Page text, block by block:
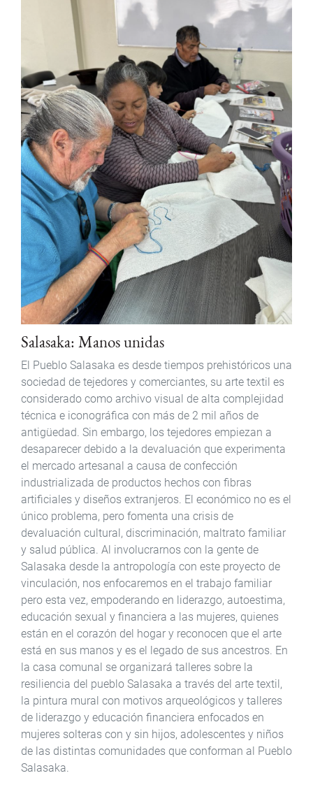
Salasaka: Manos unidas
El Pueblo Salasaka es desde tiempos prehistóricos una
sociedad de tejedores y comerciantes, su arte textil es
considerado como archivo visual de alta complejidad
técnica e iconográfica con más de 2 mil años de
antigüedad. Sin embargo, los tejedores empiezan a
desaparecer debido a la devaluación que experimenta
el mercado artesanal a causa de confección
industrializada de productos hechos con fibras
artificiales y diseños extranjeros. El económico no es el
único problema, pero fomenta una crisis de
devaluación cultural, discriminación, maltrato familiar
y salud pública. Al involucrarnos con la gente de
Salasaka desde la antropología con este proyecto de
vinculación, nos enfocaremos en el trabajo familiar
pero esta vez, empoderando en liderazgo, autoestima,
educación sexual y financiera a las mujeres, quienes
están en el corazón del hogar y reconocen que el arte
está en sus manos y es el legado de sus ancestros. En
la casa comunal se organizará talleres sobre la
resiliencia del pueblo Salasaka a través del arte textil,
la pintura mural con motivos arqueológicos y talleres
de liderazgo y educación financiera enfocados en
mujeres solteras con y sin hijos, adolescentes y niños
de las distintas comunidades que conforman al Pueblo
Salasaka.